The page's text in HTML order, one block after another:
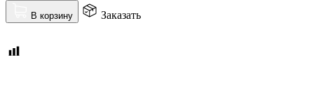
В корзину Заказать